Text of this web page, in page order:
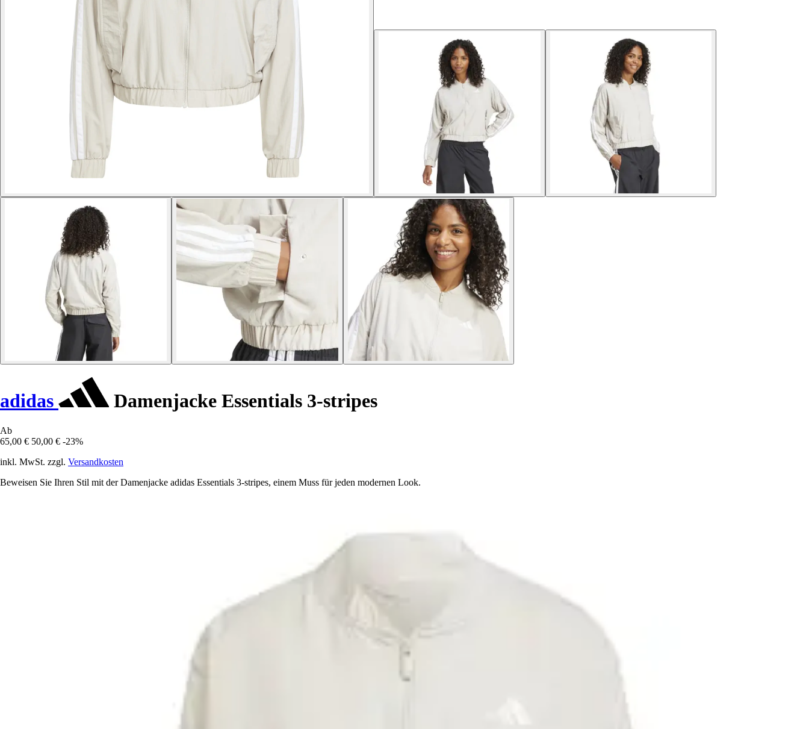
adidas Damenjacke Essentials 3-stripes
Ab
65,00 € 50,00 € -23%
inkl. MwSt. zzgl. Versandkosten
Beweisen Sie Ihren Stil mit der Damenjacke adidas Essentials 3-stripes, einem Muss für jeden modernen Look.